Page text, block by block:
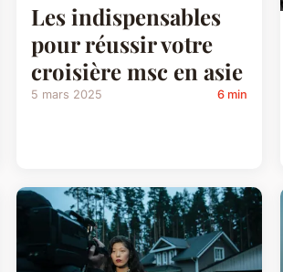
Les indispensables
pour réussir votre
croisière msc en asie
5 mars 2025 6 min